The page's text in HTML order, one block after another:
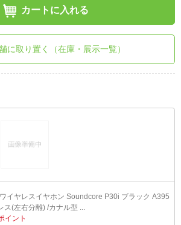
カートに入れる
に取り置く（在庫・展示一覧）
イヤレスイヤホン Soundcore P30i ブラック A395
ス(左右分離) /カナル型 ...
イント